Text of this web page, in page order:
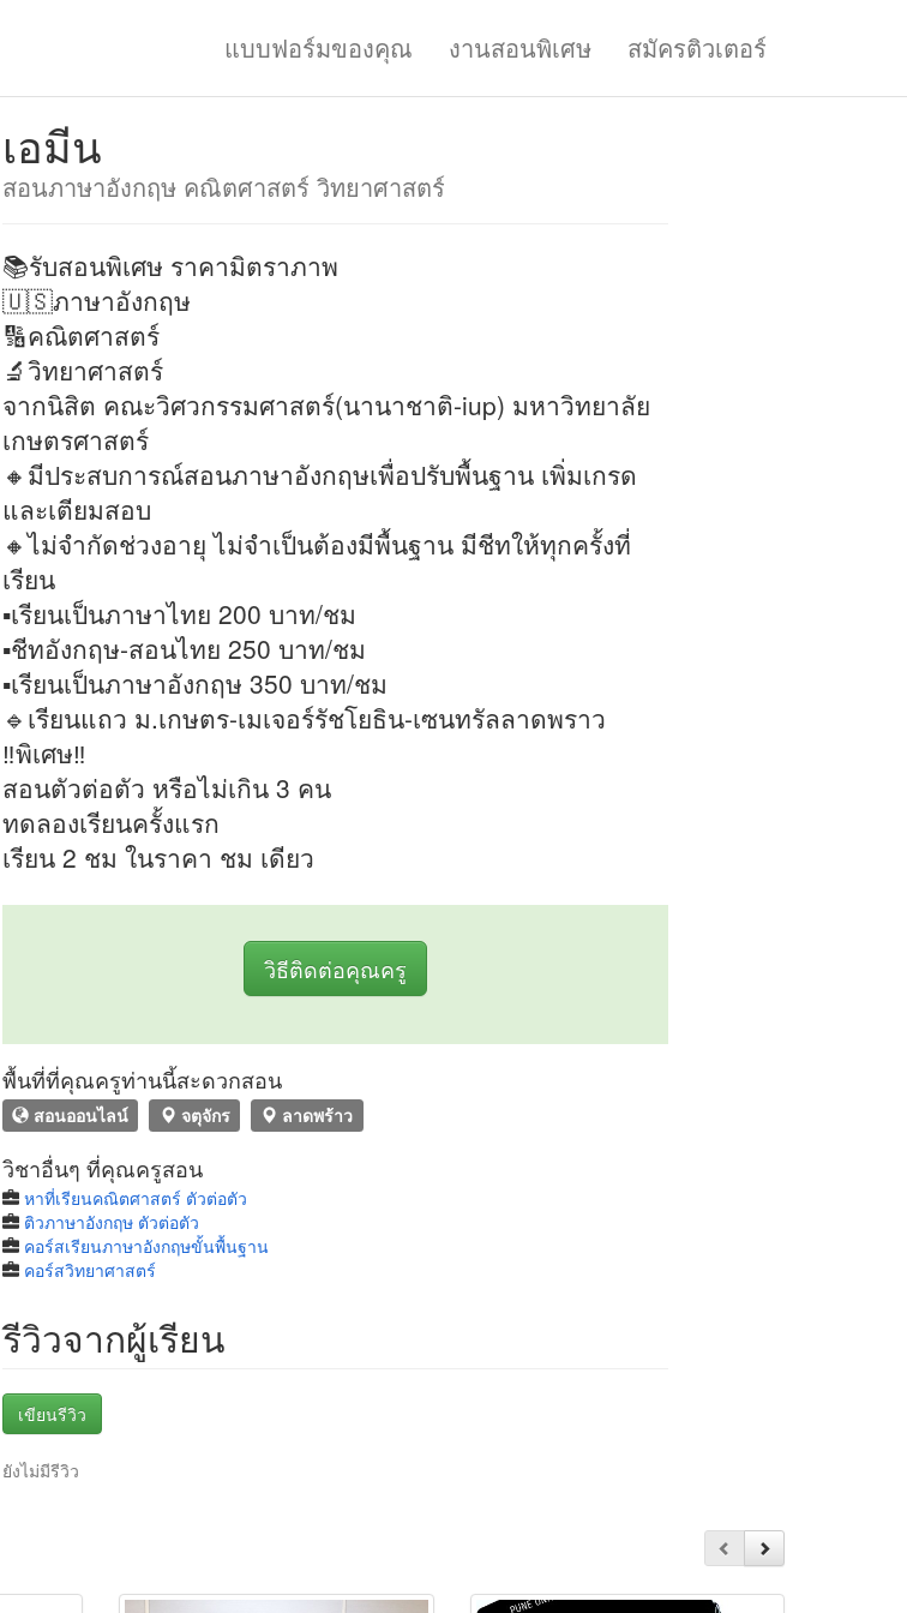
แบบฟอร์มของคุณ งานสอนพิเศษ สมัครติวเตอร์
เอมีน
สอนภาษาอังกฤษ คณิตศาสตร์ วิทยาศาสตร์
📚รับสอนพิเศษ ราคามิตราภาพ
🇺🇸ภาษาอังกฤษ
🔢คณิตศาสตร์
🔬วิทยาศาสตร์
จากนิสิต คณะวิศวกรรมศาสตร์(นานาชาติ-iup) มหาวิทยาลัย
เกษตรศาสตร์
🔸มีประสบการณ์สอนภาษาอังกฤษเพื่อปรับพื้นฐาน เพิ่มเกรด
และเตียมสอบ
🔸ไม่จำกัดช่วงอายุ ไม่จำเป็นต้องมีพื้นฐาน มีชีทให้ทุกครั้งที่
เรียน
▪️เรียนเป็นภาษาไทย 200 บาท/ชม
▪️ชีทอังกฤษ-สอนไทย 250 บาท/ชม
▪️เรียนเป็นภาษาอังกฤษ 350 บาท/ชม
🔹เรียนแถว ม.เกษตร-เมเจอร์รัชโยธิน-เซนทรัลลาดพราว
‼️พิเศษ‼️
สอนตัวต่อตัว หรือไม่เกิน 3 คน
ทดลองเรียนครั้งแรก
เรียน 2 ชม ในราคา ชม เดียว
วิธีติดต่อคุณครู
พื้นที่ที่คุณครูท่านนี้สะดวกสอน
สอนออนไลน์ จตุจักร ลาดพร้าว
วิชาอื่นๆ ที่คุณครูสอน
หาที่เรียนคณิตศาสตร์ ตัวต่อตัว
ติวภาษาอังกฤษ ตัวต่อตัว
คอร์สเรียนภาษาอังกฤษขั้นพื้นฐาน
คอร์สวิทยาศาสตร์
รีวิวจากผู้เรียน
เขียนรีวิว
ยังไม่มีรีวิว